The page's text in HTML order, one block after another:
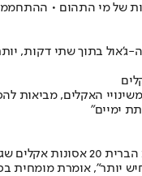
של מי התהום •
ימיים"
המינהל הלאומי לאוקיאנוס
יותר", אומרת מומחית